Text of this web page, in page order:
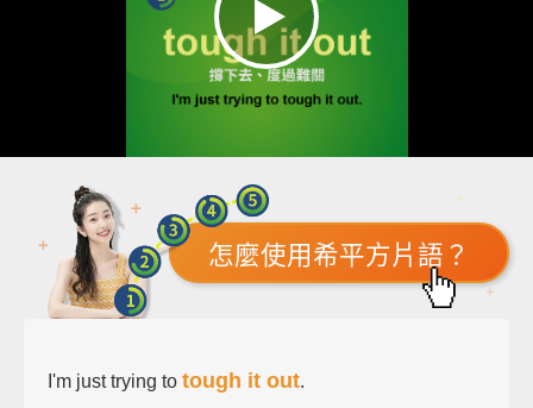
怎麼使用希平方片語？
I'm just trying to tough it out.